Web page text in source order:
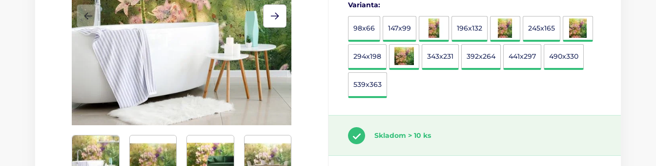
Varianta:
98x66 147x99 196x132 245x165
294x198 343x231 392x264 441x297 490x330
539x363
Skladom > 10 ks